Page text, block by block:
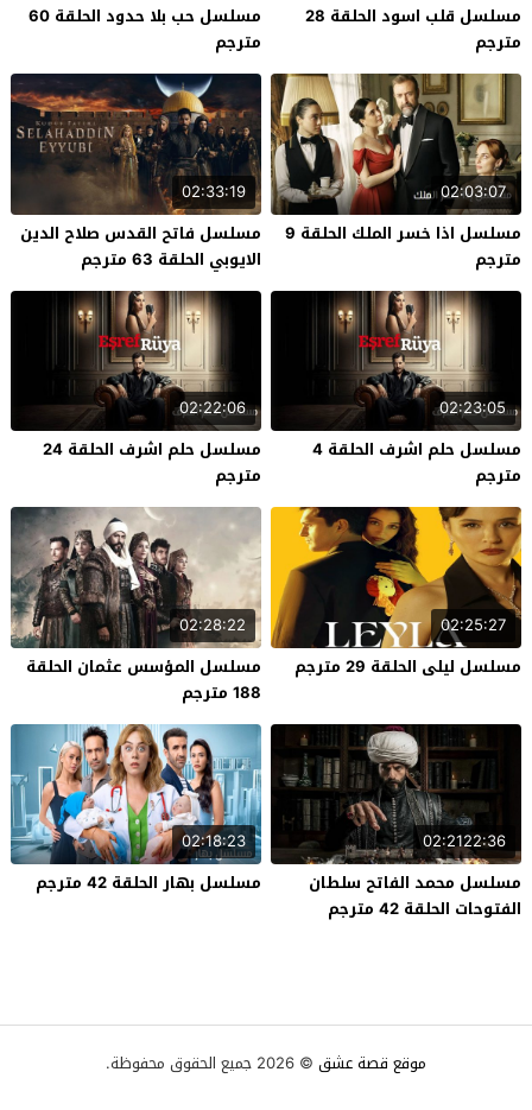
مسلسل قلب اسود الحلقة 28
مترجم
مسلسل حب بلا حدود الحلقة 60
مترجم
02:03:07
مسلسل اذا خسر الملك الحلقة 9
مترجم
02:33:19
مسلسل فاتح القدس صلاح الدين
الايوبي الحلقة 63 مترجم
02:23:05
مسلسل حلم اشرف الحلقة 4
مترجم
02:22:06
مسلسل حلم اشرف الحلقة 24
مترجم
02:25:27
مسلسل ليلى الحلقة 29 مترجم
02:28:22
مسلسل المؤسس عثمان الحلقة
188 مترجم
02:2122:36
مسلسل محمد الفاتح سلطان
الفتوحات الحلقة 42 مترجم
02:18:23
مسلسل بهار الحلقة 42 مترجم
موقع قصة عشق © 2026 جميع الحقوق محفوظة.